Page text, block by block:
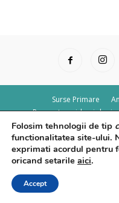
Surse Primare
Rapoarte
©
Folosim tehnologii de tip
functionalitatea site-ului.
exprimati acordul pentru
oricand setarile aici.
Accept